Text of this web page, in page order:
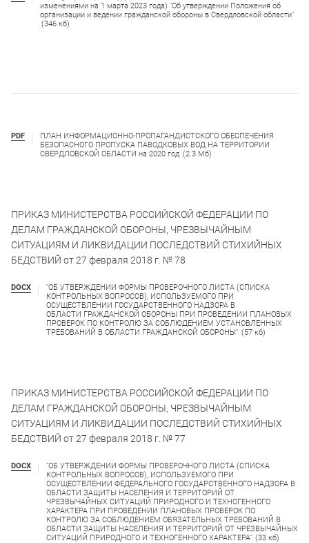
изменениями на 1 марта 2023 года) "Об утверждении Положения об
организации и ведении гражданской обороны в Свердловской области"
(346 кб)
PDF
ПЛАН ИНФОРМАЦИОННО-ПРОПАГАНДИСТСКОГО ОБЕСПЕЧЕНИЯ
БЕЗОПАСНОГО ПРОПУСКА ПАВОДКОВЫХ ВОД НА ТЕРРИТОРИИ
СВЕРДЛОВСКОЙ ОБЛАСТИ на 2020 год (2.3 Мб)
ПРИКАЗ МИНИСТЕРСТВА РОССИЙСКОЙ ФЕДЕРАЦИИ ПО
ДЕЛАМ ГРАЖДАНСКОЙ ОБОРОНЫ, ЧРЕЗВЫЧАЙНЫМ
СИТУАЦИЯМ И ЛИКВИДАЦИИ ПОСЛЕДСТВИЙ СТИХИЙНЫХ
БЕДСТВИЙ от 27 февраля 2018 г. № 78
DOCX
"ОБ УТВЕРЖДЕНИИ ФОРМЫ ПРОВЕРОЧНОГО ЛИСТА (СПИСКА
КОНТРОЛЬНЫХ ВОПРОСОВ), ИСПОЛЬЗУЕМОГО ПРИ
ОСУЩЕСТВЛЕНИИ ГОСУДАРСТВЕННОГО НАДЗОРА В
ОБЛАСТИ ГРАЖДАНСКОЙ ОБОРОНЫ ПРИ ПРОВЕДЕНИИ ПЛАНОВЫХ
ПРОВЕРОК ПО КОНТРОЛЮ ЗА СОБЛЮДЕНИЕМ УСТАНОВЛЕННЫХ
ТРЕБОВАНИЙ В ОБЛАСТИ ГРАЖДАНСКОЙ ОБОРОНЫ" (57 кб)
ПРИКАЗ МИНИСТЕРСТВА РОССИЙСКОЙ ФЕДЕРАЦИИ ПО
ДЕЛАМ ГРАЖДАНСКОЙ ОБОРОНЫ, ЧРЕЗВЫЧАЙНЫМ
СИТУАЦИЯМ И ЛИКВИДАЦИИ ПОСЛЕДСТВИЙ СТИХИЙНЫХ
БЕДСТВИЙ от 27 февраля 2018 г. № 77
DOCX
"ОБ УТВЕРЖДЕНИИ ФОРМЫ ПРОВЕРОЧНОГО ЛИСТА (СПИСКА
КОНТРОЛЬНЫХ ВОПРОСОВ), ИСПОЛЬЗУЕМОГО ПРИ
ОСУЩЕСТВЛЕНИИ ФЕДЕРАЛЬНОГО ГОСУДАРСТВЕННОГО НАДЗОРА В
ОБЛАСТИ ЗАЩИТЫ НАСЕЛЕНИЯ И ТЕРРИТОРИЙ ОТ
ЧРЕЗВЫЧАЙНЫХ СИТУАЦИЙ ПРИРОДНОГО И ТЕХНОГЕННОГО
ХАРАКТЕРА ПРИ ПРОВЕДЕНИИ ПЛАНОВЫХ ПРОВЕРОК ПО
КОНТРОЛЮ ЗА СОБЛЮДЕНИЕМ ОБЯЗАТЕЛЬНЫХ ТРЕБОВАНИЙ В
ОБЛАСТИ ЗАЩИТЫ НАСЕЛЕНИЯ И ТЕРРИТОРИЙ ОТ ЧРЕЗВЫЧАЙНЫХ
СИТУАЦИЙ ПРИРОДНОГО И ТЕХНОГЕННОГО ХАРАКТЕРА" (33 кб)